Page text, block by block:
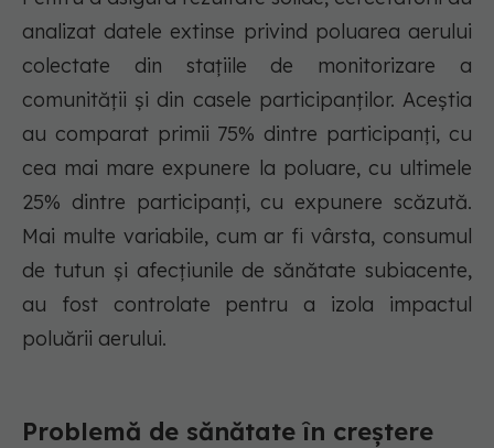
analizat datele extinse privind poluarea aerului
colectate din stațiile de monitorizare a
comunității și din casele participanților. Aceștia
au comparat primii 75% dintre participanți, cu
cea mai mare expunere la poluare, cu ultimele
25% dintre participanți, cu expunere scăzută.
Mai multe variabile, cum ar fi vârsta, consumul
de tutun și afecțiunile de sănătate subiacente,
au fost controlate pentru a izola impactul
poluării aerului.
Problemă de sănătate în creștere